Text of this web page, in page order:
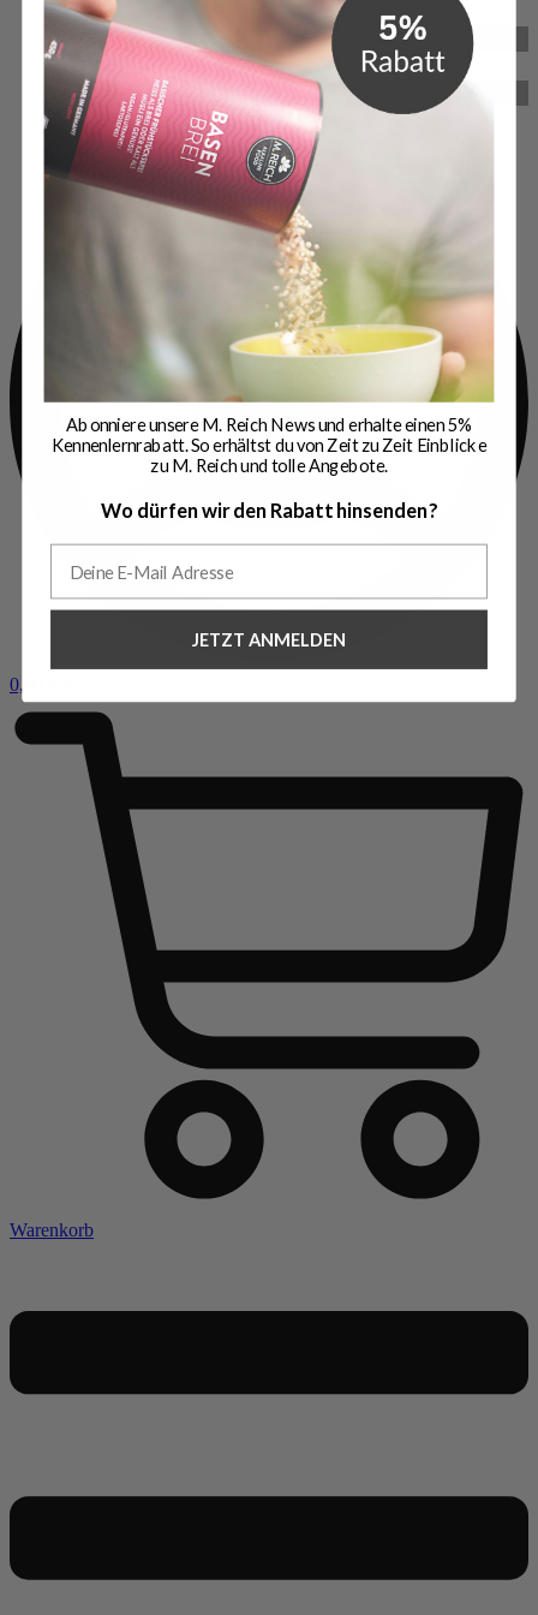
Historie
Über uns
0,00
Warenkorb
Abonniere unsere M. Reich News und erhalte einen 5%
Kennenlernrabatt. So erhältst du von Zeit zu Zeit Einblicke
zu M. Reich und tolle Angebote.
Wo dürfen wir den Rabatt hinsenden?
JETZT ANMELDEN